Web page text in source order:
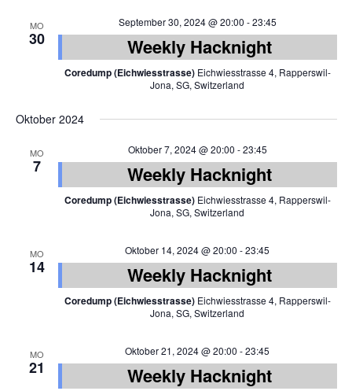
MO
30
September 30, 2024 @ 20:00 -23:45
Weekly Hacknight
Coredump (Eichwiesstrasse) Eichwiesstrasse 4, Rapperswil-
Jona, SG, Switzerland
Oktober 2024
MO
7
Oktober 7, 2024 @ 20:00 -23:45
Weekly Hacknight
Coredump (Eichwiesstrasse) Eichwiesstrasse 4, Rapperswil-
Jona, SG, Switzerland
MO
14
Oktober 14, 2024 @ 20:00 -23:45
Weekly Hacknight
Coredump (Eichwiesstrasse) Eichwiesstrasse 4, Rapperswil-
Jona, SG, Switzerland
MO
21
Oktober 21, 2024 @ 20:00 -23:45
Weekly Hacknight